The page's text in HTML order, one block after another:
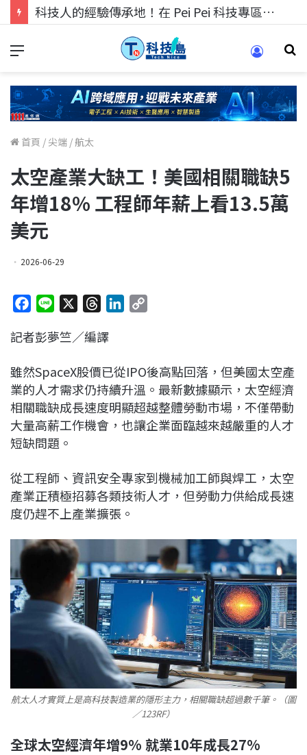
科技人的經驗傳承地！在 Pei Pei 科技專區，與學弟妹交流最硬核的技術
首頁 /尖端 /航太
太空產業大缺工！美國相關職缺5
年增18% 工程師年薪上看13.5萬
美元
2026-06-29
c
b
o
o
k
n
r
a
d
s
e
d
I
n
L
i
n
k
記者彭夢竺／編譯
雖然SpaceX股價已從IPO後高點回落，但美國太空產
業的人才需求仍持續升溫。最新數據顯示，太空經濟
相關職缺成長速度明顯超越整體勞動市場，不僅帶動
大量高薪工作機會，也讓企業面臨越來越嚴重的人才
短缺問題。
從工程師、資訊安全專家到機械加工師與焊工，太空
產業正積極招募各類技術人才，但勞動力供給成長速
度仍趕不上產業擴張。
航太人才實質上是高科技製造業的隱形主力，相關職缺超過數千筆。（圖
／123RF）
全球太空經濟年增9% 就業10年成長27%